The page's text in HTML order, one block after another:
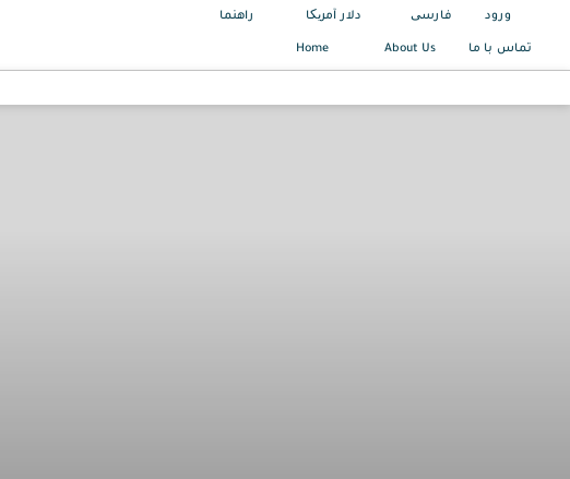
راهنما دلار آمریکا فارسی ورود
Home About Us تماس با ما